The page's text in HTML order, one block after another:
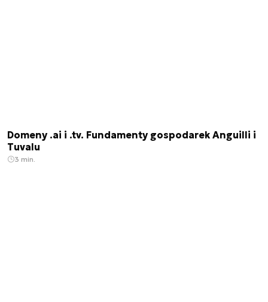
Domeny .ai i .tv. Fundamenty gospodarek Anguilli i
Tuvalu
3 min.